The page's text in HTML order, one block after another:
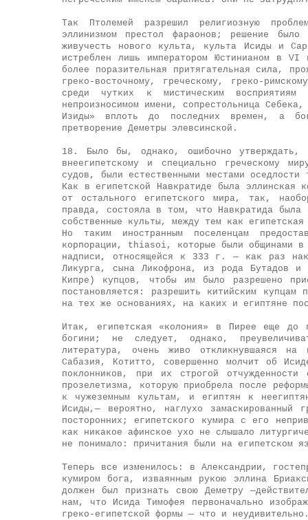
Так Птолемей разрешил религиозную
эллинизмом престол фараонов; решение
живучесть нового культа, культа Исиды и
истреблен лишь императором Юстинианом в
более поразительная притягательная сила,
греко-восточному, греческому, греко-
среди чутких к мистическим
непроизносимом имени, сопрестольница
Изиды» вплоть до последних времен, а
претворение Деметры элевсинской.
18. Было бы, однако, ошибочно утверждать,
внеегипетскому и специально греческому
судов, были естественными местами
Как в египетской Навкратиде была
от остального египетского мира, так,
правда, состояла в том, что Навкратида была
собственные культы, между тем как
Но таким иностранным поселенцам
корпорации, thiasoi, которые были общинами
надписи, относящейся к 333 г. — как раз
Ликурга, сына Ликофрона, из рода Бутадов и
Кипре) купцов, чтобы им было разрешено
постановляется: разрешить китийским купцам
на тех же основаниях, на каких и египтяне
Итак, египетская «колония» в Пирее еще до
богини; не следует, однако,
литература, очень живо откликнувшаяся на
Сабазия, Котитто, совершенно молчит об
поклонников, при их строгой
прозелетизма, которую приобрела после
к чужеземным культам, и египтян к
Исиды,— вероятно, наглухо замаскированный
посторонних; египетского кумира с его
как никакое афинское ухо не слышало
не понимало: причитания были на египетском
Теперь все изменилось: в Александрии,
кумиром бога, изваянным рукою эллина
должен был признать свою Деметру
нам, что Исида Тимофея первоначально
греко-египетской формы — что и